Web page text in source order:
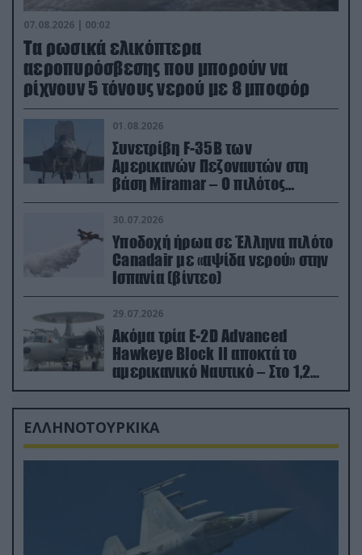
07.08.2026 | 00:02
Τα ρωσικά ελικόπτερα
αεροπυρόσβεσης που μπορούν να
ρίχνουν 5 τόνους νερού με 8 μποφόρ
01.08.2026
Συνετρίβη F-35B των
Αμερικανών Πεζοναυτών στη
βάση Miramar – Ο πιλότος
εκτινάχθηκε εγκαίρως
30.07.2026
Υποδοχή ήρωα σε Έλληνα πιλότο
Canadair με «αψίδα νερού» στην
Ισπανία (βίντεο)
29.07.2026
Ακόμα τρία E-2D Advanced
Hawkeye Block II αποκτά το
αμερικανικό Ναυτικό – Στο 1,2
δισ.δολάρια το κόστος
ΕΛΛΗΝΟΤΟΥΡΚΙΚΑ